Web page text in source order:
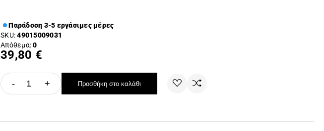
Παράδοση 3-5 εργάσιμες μέρες
SKU:49015009031
Απόθεμα:0
39,80 €
- + Προσθήκη στο καλάθι